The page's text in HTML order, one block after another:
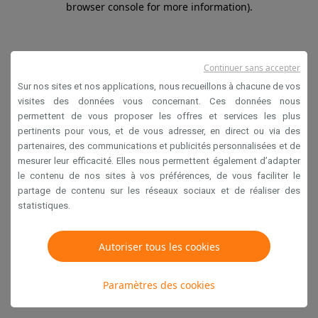
browser console for more information).
Sur nos sites et nos applications, nous recueillons à chacune de vos
visites des données vous concernant. Ces données nous
permettent de vous proposer les offres et services les plus
pertinents pour vous, et de vous adresser, en direct ou via des
partenaires, des communications et publicités personnalisées et de
mesurer leur efficacité. Elles nous permettent également d’adapter
le contenu de nos sites à vos préférences, de vous faciliter le
partage de contenu sur les réseaux sociaux et de réaliser des
statistiques.
Autoriser tous les cookies
Paramètres des cookies
Continuer sans accepter